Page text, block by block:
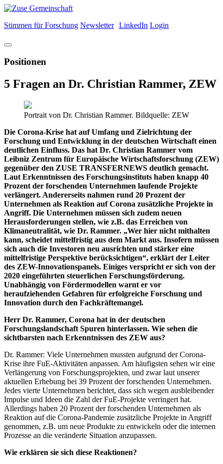
Stimmen für Forschung Newsletter LinkedIn Login
Positionen
5 Fragen an Dr. Christian Rammer, ZEW
Portrait von Dr. Christian Rammer. Bildquelle: ZEW
Die Corona-Krise hat auf Umfang und Zielrichtung der
Forschung und Entwicklung in der deutschen Wirtschaft einen
deutlichen Einfluss. Das hat Dr. Christian Rammer vom
Leibniz Zentrum für Europäische Wirtschaftsforschung (ZEW)
gegenüber den ZUSE TRANSFERNEWS deutlich gemacht.
Laut Erkenntnissen des Forschungsinstituts haben knapp 40
Prozent der forschenden Unternehmen laufende Projekte
verlängert. Andererseits nahmen rund 20 Prozent der
Unternehmen als Reaktion auf Corona zusätzliche Projekte in
Angriff. Die Unternehmen müssen sich zudem neuen
Herausforderungen stellen, wie z.B. das Erreichen von
Klimaneutralität, wie Dr. Rammer. „Wer hier nicht mithalten
kann, scheidet mittelfristig aus dem Markt aus. Insofern müssen
sich auch die Investoren neu ausrichten und stärker eine
mittelfristige Perspektive berücksichtigen“, erklärt der Leiter
des ZEW-Innovationspanels. Einiges verspricht er sich von der
2020 eingeführten steuerlichen Forschungsförderung.
Unabhängig von Fördermodellen warnt er vor
heraufziehenden Gefahren für erfolgreiche Forschung und
Innovation durch den Fachkräftemangel.
Herr Dr. Rammer, Corona hat in der deutschen
Forschungslandschaft Spuren hinterlassen. Wie sehen die
sichtbarsten nach Erkenntnissen des ZEW aus?
Dr. Rammer: Viele Unternehmen mussten aufgrund der Corona-
Krise ihre FuE-Aktivitäten anpassen. Am häufigsten sehen wir eine
Verlängerung von Forschungsprojekten, und zwar laut unserer
aktuellen Erhebung bei 39 Prozent der forschenden Unternehmen.
Jedes vierte Unternehmen berichtet, dass sich wegen ausbleibender
Impulse und Ideen die Zahl der FuE-Projekte verringert hat.
Allerdings haben 20 Prozent der forschenden Unternehmen als
Reaktion auf die Corona-Pandemie zusätzliche Projekte in Angriff
genommen, z.B. um neue Produkte zu entwickeln oder die internen
Prozesse an die veränderte Situation anzupassen.
Wie erklären sie sich diese Reaktionen?